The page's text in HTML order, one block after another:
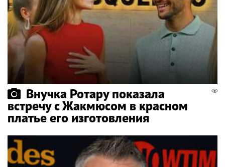
Внучка Ротару показала
встречу с Жакмюсом в красном
платье его изготовления